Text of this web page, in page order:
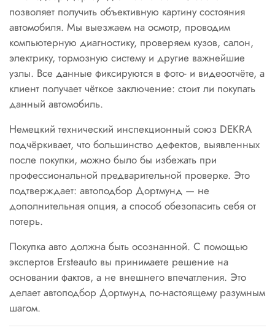
позволяет получить объективную картину состояния
автомобиля. Мы выезжаем на осмотр, проводим
компьютерную диагностику, проверяем кузов, салон,
электрику, тормозную систему и другие важнейшие
узлы. Все данные фиксируются в фото- и видеоотчёте, а
клиент получает чёткое заключение: стоит ли покупать
данный автомобиль.
Немецкий технический инспекционный союз DEKRA
подчёркивает, что большинство дефектов, выявленных
после покупки, можно было бы избежать при
профессиональной предварительной проверке. Это
подтверждает: автоподбор Дортмунд — не
дополнительная опция, а способ обезопасить себя от
потерь.
Покупка авто должна быть осознанной. С помощью
экспертов Ersteauto вы принимаете решение на
основании фактов, а не внешнего впечатления. Это
делает автоподбор Дортмунд по-настоящему разумным
шагом.